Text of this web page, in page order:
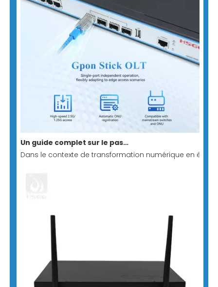
Un guide complet sur le passage direct au stick GPON : création d'une solution de réseau entièrement optique minimaliste et à faible coût
Dans le contexte de transformation numérique en